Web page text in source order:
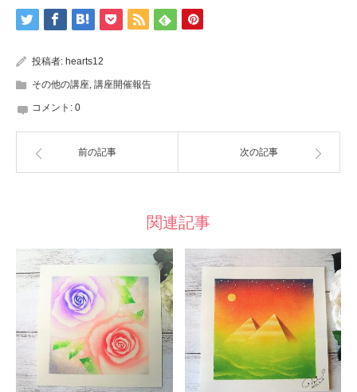
投稿者: hearts12
その他の講座, 講座開催報告
コメント: 0
前の記事 次の記事
関連記事